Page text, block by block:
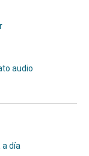
audio
a día